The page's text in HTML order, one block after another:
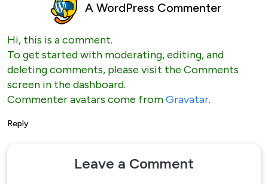
A WordPress Commenter
Hi, this is a comment.
To get started with moderating, editing, and
deleting comments, please visit the Comments
screen in the dashboard.
Commenter avatars come fromGravatar.
Reply
Leave a Comment